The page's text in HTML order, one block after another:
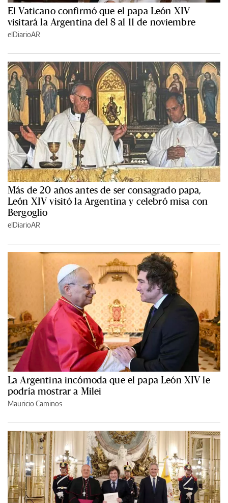
El Vaticano confirmó que el papa León XIV
visitará la Argentina del 8 al 11 de noviembre
elDiarioAR
Más de 20 años antes de ser consagrado papa,
León XIV visitó la Argentina y celebró misa con
Bergoglio
elDiarioAR
La Argentina incómoda que el papa León XIV le
podría mostrar a Milei
Mauricio Caminos